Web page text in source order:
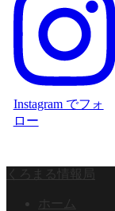
Instagram でフォ
ロー
くろまる情報局
ホーム